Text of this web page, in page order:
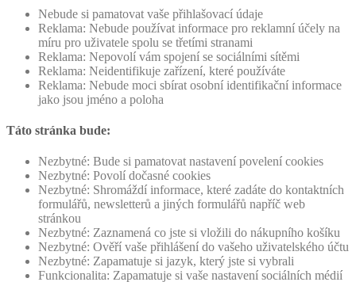
Nebude si pamatovat vaše přihlašovací údaje
Reklama: Nebude používat informace pro reklamní účely na
míru pro uživatele spolu se třetími stranami
Reklama: Nepovolí vám spojení se sociálními sítěmi
Reklama: Neidentifikuje zařízení, které používáte
Reklama: Nebude moci sbírat osobní identifikační informace
jako jsou jméno a poloha
Táto stránka bude:
Nezbytné: Bude si pamatovat nastavení povelení cookies
Nezbytné: Povolí dočasné cookies
Nezbytné: Shromáždí informace, které zadáte do kontaktních
formulářů, newsletterů a jiných formulářů napříč web
stránkou
Nezbytné: Zaznamená co jste si vložili do nákupního košíku
Nezbytné: Ověří vaše přihlášení do vašeho uživatelského účtu
Nezbytné: Zapamatuje si jazyk, který jste si vybrali
Funkcionalita: Zapamatuje si vaše nastavení sociálních médií